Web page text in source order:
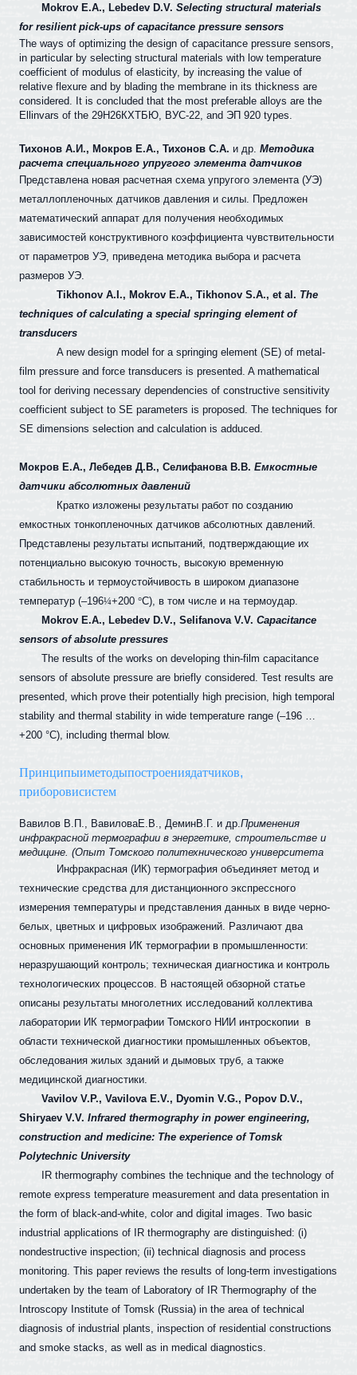
Mokrov E.A., Lebedev D.V.Selecting structural materials
for resilient pick-ups of capacitance pressure sensors
The ways of optimizing the design of capacitance pressure sensors,
in particular by selecting structural materials with low temperature
coefficient of modulus of elasticity, by increasing the value of
relative flexure and by blading the membrane in its thickness are
considered. It is concluded that the most preferable alloys are the
Ellinvars of the 29Н26КХТБЮ, ВУС-22, and ЭП 920 types.
Тихонов А.И., Мокров Е.А., Тихонов С.А. и др. Методика
расчета специального упругого элемента датчиков
Представлена новая расчетная схема упругого элемента (УЭ)
металлопленочных датчиков давления и силы. Предложен
математический аппарат для получения необходимых
зависимостей конструктивного коэффициента чувствительности
от параметров УЭ, приведена методика выбора и расчета
размеров УЭ.
Tikhonov A.I., Mokrov E.A., Tikhonov S.A., et al. The
techniques of calculating a special springing element of
transducers
A new design model for a springing element (SE) of metal-
film pressure and force transducers is presented. A mathematical
tool for deriving necessary dependencies of constructive sensitivity
coefficient subject to SE parameters is proposed. The techniques for
SE dimensions selection and calculation is adduced.
Мокров Е.А., Лебедев Д.В., Селифанова В.В. Емкостные
датчики абсолютных давлений
Кратко изложены результаты работ по созданию
емкостных тонкопленочных датчиков абсолютных давлений.
Представлены результаты испытаний, подтверждающие их
потенциально высокую точность, высокую временную
стабильность и термоустойчивость в широком диапазоне
температур (–196¼+200 °С), в том числе и на термоудар.
Mokrov E.A., Lebedev D.V., Selifanova V.V.Capacitance
sensors of absolute pressures
The results of the works on developing thin-film capacitance
sensors of absolute pressure are briefly considered. Test results are
presented, which prove their potentially high precision, high temporal
stability and thermal stability in wide temperature range (–196 …
+200 °С), including thermal blow.
Принципыиметодыпостроениядатчиков,
приборовисистем
Вавилов В.П., ВавиловаЕ.В., ДеминВ.Г. и др.Применения
инфракрасной термографии в энергетике, строительстве и
медицине. (Опыт Томского политехнического университета
Инфракрасная (ИК) термография объединяет метод и
технические средства для дистанционного экспрессного
измерения температуры и представления данных в виде черно-
белых, цветных и цифровых изображений. Различают два
основных применения ИК термографии в промышленности:
неразрушающий контроль; техническая диагностика и контроль
технологических процессов. В настоящей обзорной статье
описаны результаты многолетних исследований коллектива
лаборатории ИК термографии Томского НИИ интроскопии в
области технической диагностики промышленных объектов,
обследования жилых зданий и дымовых труб, а также
медицинской диагностики.
Vavilov V.P., Vavilova E.V., Dyomin V.G., Popov D.V.,
Shiryaev V.V. Infrared thermography in power engineering,
construction and medicine: The experience of Tomsk
Polytechnic University
IR thermography combines the technique and the technology of
remote express temperature measurement and data presentation in
the form of black-and-white, color and digital images. Two basic
industrial applications of IR thermography are distinguished: (i)
nondestructive inspection; (ii) technical diagnosis and process
monitoring. This paper reviews the results of long-term investigations
undertaken by the team of Laboratory of IR Thermography of the
Introscopy Institute of Tomsk (Russia) in the area of technical
diagnosis of industrial plants, inspection of residential constructions
and smoke stacks, as well as in medical diagnostics.